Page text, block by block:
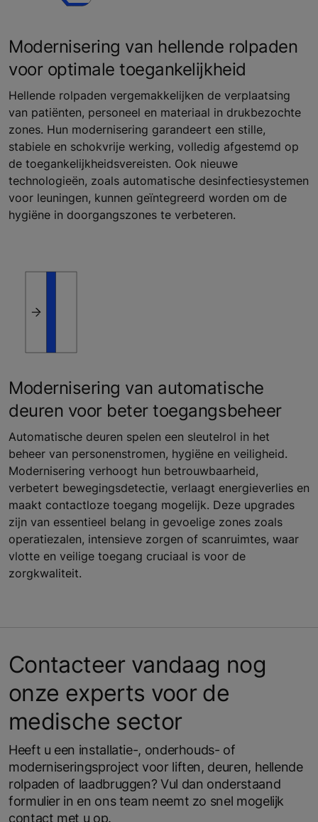
Modernisering van hellende rolpaden
voor optimale toegankelijkheid
Hellende rolpaden vergemakkelijken de verplaatsing
van patiënten, personeel en materiaal in drukbezochte
zones. Hun modernisering garandeert een stille,
stabiele en schokvrije werking, volledig afgestemd op
de toegankelijkheidsvereisten. Ook nieuwe
technologieën, zoals automatische desinfectiesystemen
voor leuningen, kunnen geïntegreerd worden om de
hygiëne in doorgangszones te verbeteren.
Modernisering van automatische
deuren voor beter toegangsbeheer
Automatische deuren spelen een sleutelrol in het
beheer van personenstromen, hygiëne en veiligheid.
Modernisering verhoogt hun betrouwbaarheid,
verbetert bewegingsdetectie, verlaagt energieverlies en
maakt contactloze toegang mogelijk. Deze upgrades
zijn van essentieel belang in gevoelige zones zoals
operatiezalen, intensieve zorgen of scanruimtes, waar
vlotte en veilige toegang cruciaal is voor de
zorgkwaliteit.
Contacteer vandaag nog
onze experts voor de
medische sector
Heeft u een installatie-, onderhouds- of
moderniseringsproject voor liften, deuren, hellende
rolpaden of laadbruggen? Vul dan onderstaand
formulier in en ons team neemt zo snel mogelijk
contact met u op.